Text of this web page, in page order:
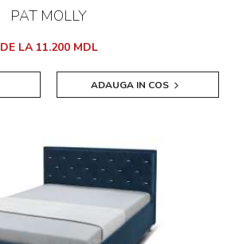
PAT MOLLY
DE LA 11.200 MDL
ADAUGA IN COS